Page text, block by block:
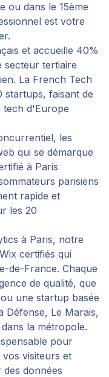
ou dans le 15ème
est votre
et accueille 40%
secteur tertiaire
La French Tech
startups, faisant de
tech d'Europe
les
qui se démarque
à Paris
parisiens
rapide et
les 20
à Paris, notre
certifiés qui
de-France. Chaque
de qualité, que
une startup basée
Défense, Le Marais,
la métropole.
pour
visiteurs et
des données